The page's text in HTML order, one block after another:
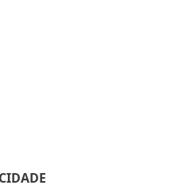
melhorar sua
com nossos Termos